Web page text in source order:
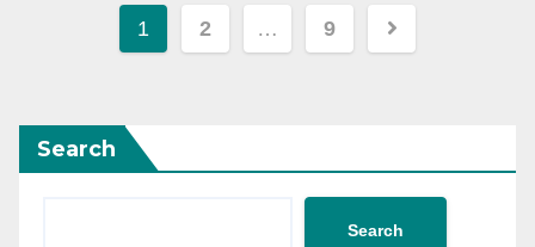
Posts
pagination
1 2 … 9
Search
Search